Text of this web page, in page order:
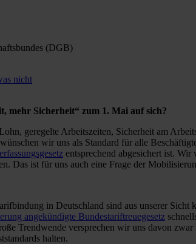
(DGB)
nicht
mehr Sicherheit“ zum 1. Mai auf sich?
geregelte Arbeitszeiten, Sicherheit am
wir uns als Standard für alle
entsprechend abgesichert ist.
Das ist für uns auch eine Frage der
in Deutschland sind aus unserer
angekündigte Bundestariftreuegesetz
Trendwende versprechen wir uns davon
halten.